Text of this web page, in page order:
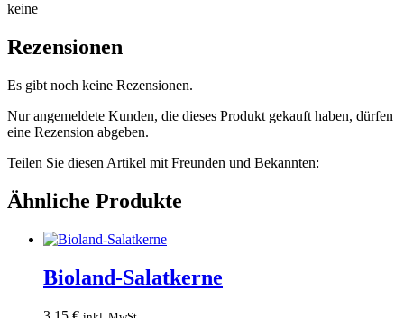
keine
Rezensionen
Es gibt noch keine Rezensionen.
Nur angemeldete Kunden, die dieses Produkt gekauft haben, dürfen
eine Rezension abgeben.
Teilen Sie diesen Artikel mit Freunden und Bekannten:
Ähnliche Produkte
Bioland-Salatkerne